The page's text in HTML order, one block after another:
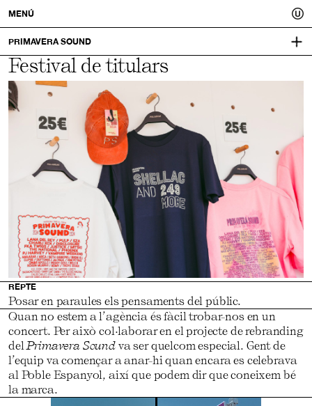
Usted.
Un
millor
tu.
MENÚ
PRIMAVERA SOUND
DISSENY I DIRECCIÓ CREATIVA:
MUCHO
MOTION GRAPHICS:
THRU
Festival de titulars
REPTE
Posar en paraules els pensaments del públic.
Quan no estem a l’agència és fàcil trobar-nos en un
concert. Per això col·laborar en el projecte de rebranding
del Primavera Sound va ser quelcom especial. Gent de
l’equip va començar a anar-hi quan encara es celebrava
al Poble Espanyol, així que podem dir que coneixem bé
la marca.